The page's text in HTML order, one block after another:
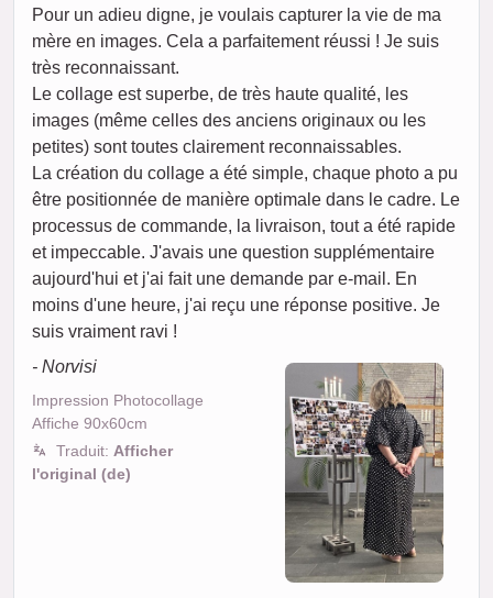
Pour un adieu digne, je voulais capturer la vie de ma
mère en images. Cela a parfaitement réussi ! Je suis
très reconnaissant.
Le collage est superbe, de très haute qualité, les
images (même celles des anciens originaux ou les
petites) sont toutes clairement reconnaissables.
La création du collage a été simple, chaque photo a pu
être positionnée de manière optimale dans le cadre. Le
processus de commande, la livraison, tout a été rapide
et impeccable. J'avais une question supplémentaire
aujourd'hui et j'ai fait une demande par e-mail. En
moins d'une heure, j'ai reçu une réponse positive. Je
suis vraiment ravi !
- Norvisi
Impression Photocollage
Affiche 90x60cm
Traduit: Afficher
l'original (de)